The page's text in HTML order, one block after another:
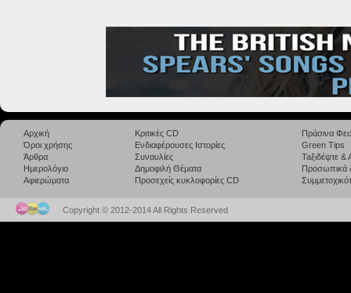
Αρχική
Όροι χρήσης
Άρθρα
Ημερολόγιο
Αφιερώματα
Κριτικές CD
Ενδιαφέρουσες Ιστορίες
Συναυλίες
Δημοφιλή Θέματα
Προσεχείς κυκλοφορίες CD
Πράσινα
Green Tips
Taξιδέψτε
Προσωπικά
Copyright © 2012-2014 All Rights Reserved